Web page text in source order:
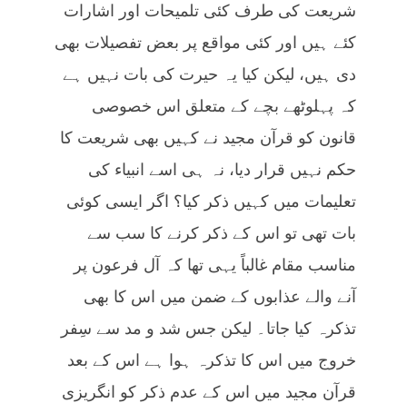
شریعت کی طرف کئی تلمیحات اور اشارات
کئے ہیں اور کئی مواقع پر بعض تفصیلات بھی
دی ہیں، لیکن کیا یہ حیرت کی بات نہیں ہے
کہ پہلوٹھے بچے کے متعلق اس خصوصی
قانون کو قرآن مجید نے کہیں بھی شریعت کا
حکم نہیں قرار دیا، نہ ہی اسے انبیاء کی
تعلیمات میں کہیں ذکر کیا؟ اگر ایسی کوئی
بات تھی تو اس کے ذکر کرنے کا سب سے
مناسب مقام غالباً یہی تھا کہ آل فرعون پر
آنے والے عذابوں کے ضمن میں اس کا بھی
تذکرہ کیا جاتا۔ لیکن جس شد و مد سے سِفر
خروج میں اس کا تذکرہ ہوا ہے اس کے بعد
قرآن مجید میں اس کے عدم ذکر کو انگریزی